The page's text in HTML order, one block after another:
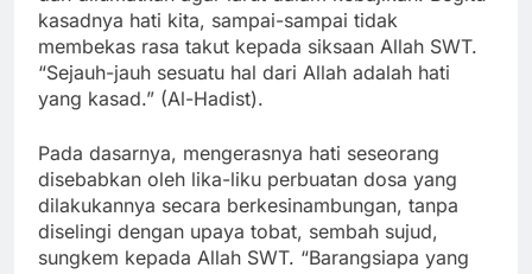
kasadnya hati kita, sampai-sampai tidak
membekas rasa takut kepada siksaan Allah SWT.
“Sejauh-jauh sesuatu hal dari Allah adalah hati
yang kasad.” (Al-Hadist).
Pada dasarnya, mengerasnya hati seseorang
disebabkan oleh lika-liku perbuatan dosa yang
dilakukannya secara berkesinambungan, tanpa
diselingi dengan upaya tobat, sembah sujud,
sungkem kepada Allah SWT. “Barangsiapa yang